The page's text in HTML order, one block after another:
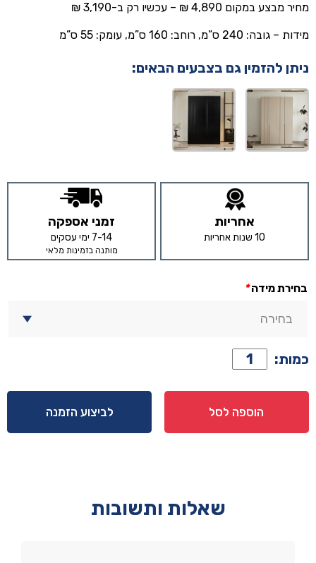
מחיר מבצע במקום 4,890 ₪ – עכשיו רק ב-3,190 ₪
מידות – גובה: 240 ס”מ, רוחב: 160 ס”מ, עומק: 55 ס”מ
ניתן להזמין גם בצבעים הבאים:
אחריות
10 שנות אחריות
זמני אספקה
7-14 ימי עסקים
מותנה בזמינות מלאי
בחירת מידה*
כמות: כמות
של
ארון
דגם
הוספה לסל לביצוע הזמנה
שאלות ותשובות